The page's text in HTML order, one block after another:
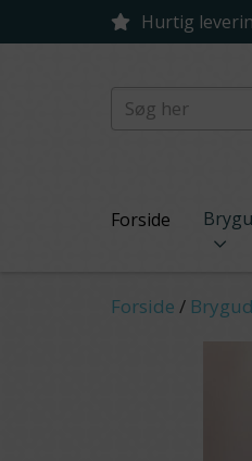
Hurtig
Forside
Forside /